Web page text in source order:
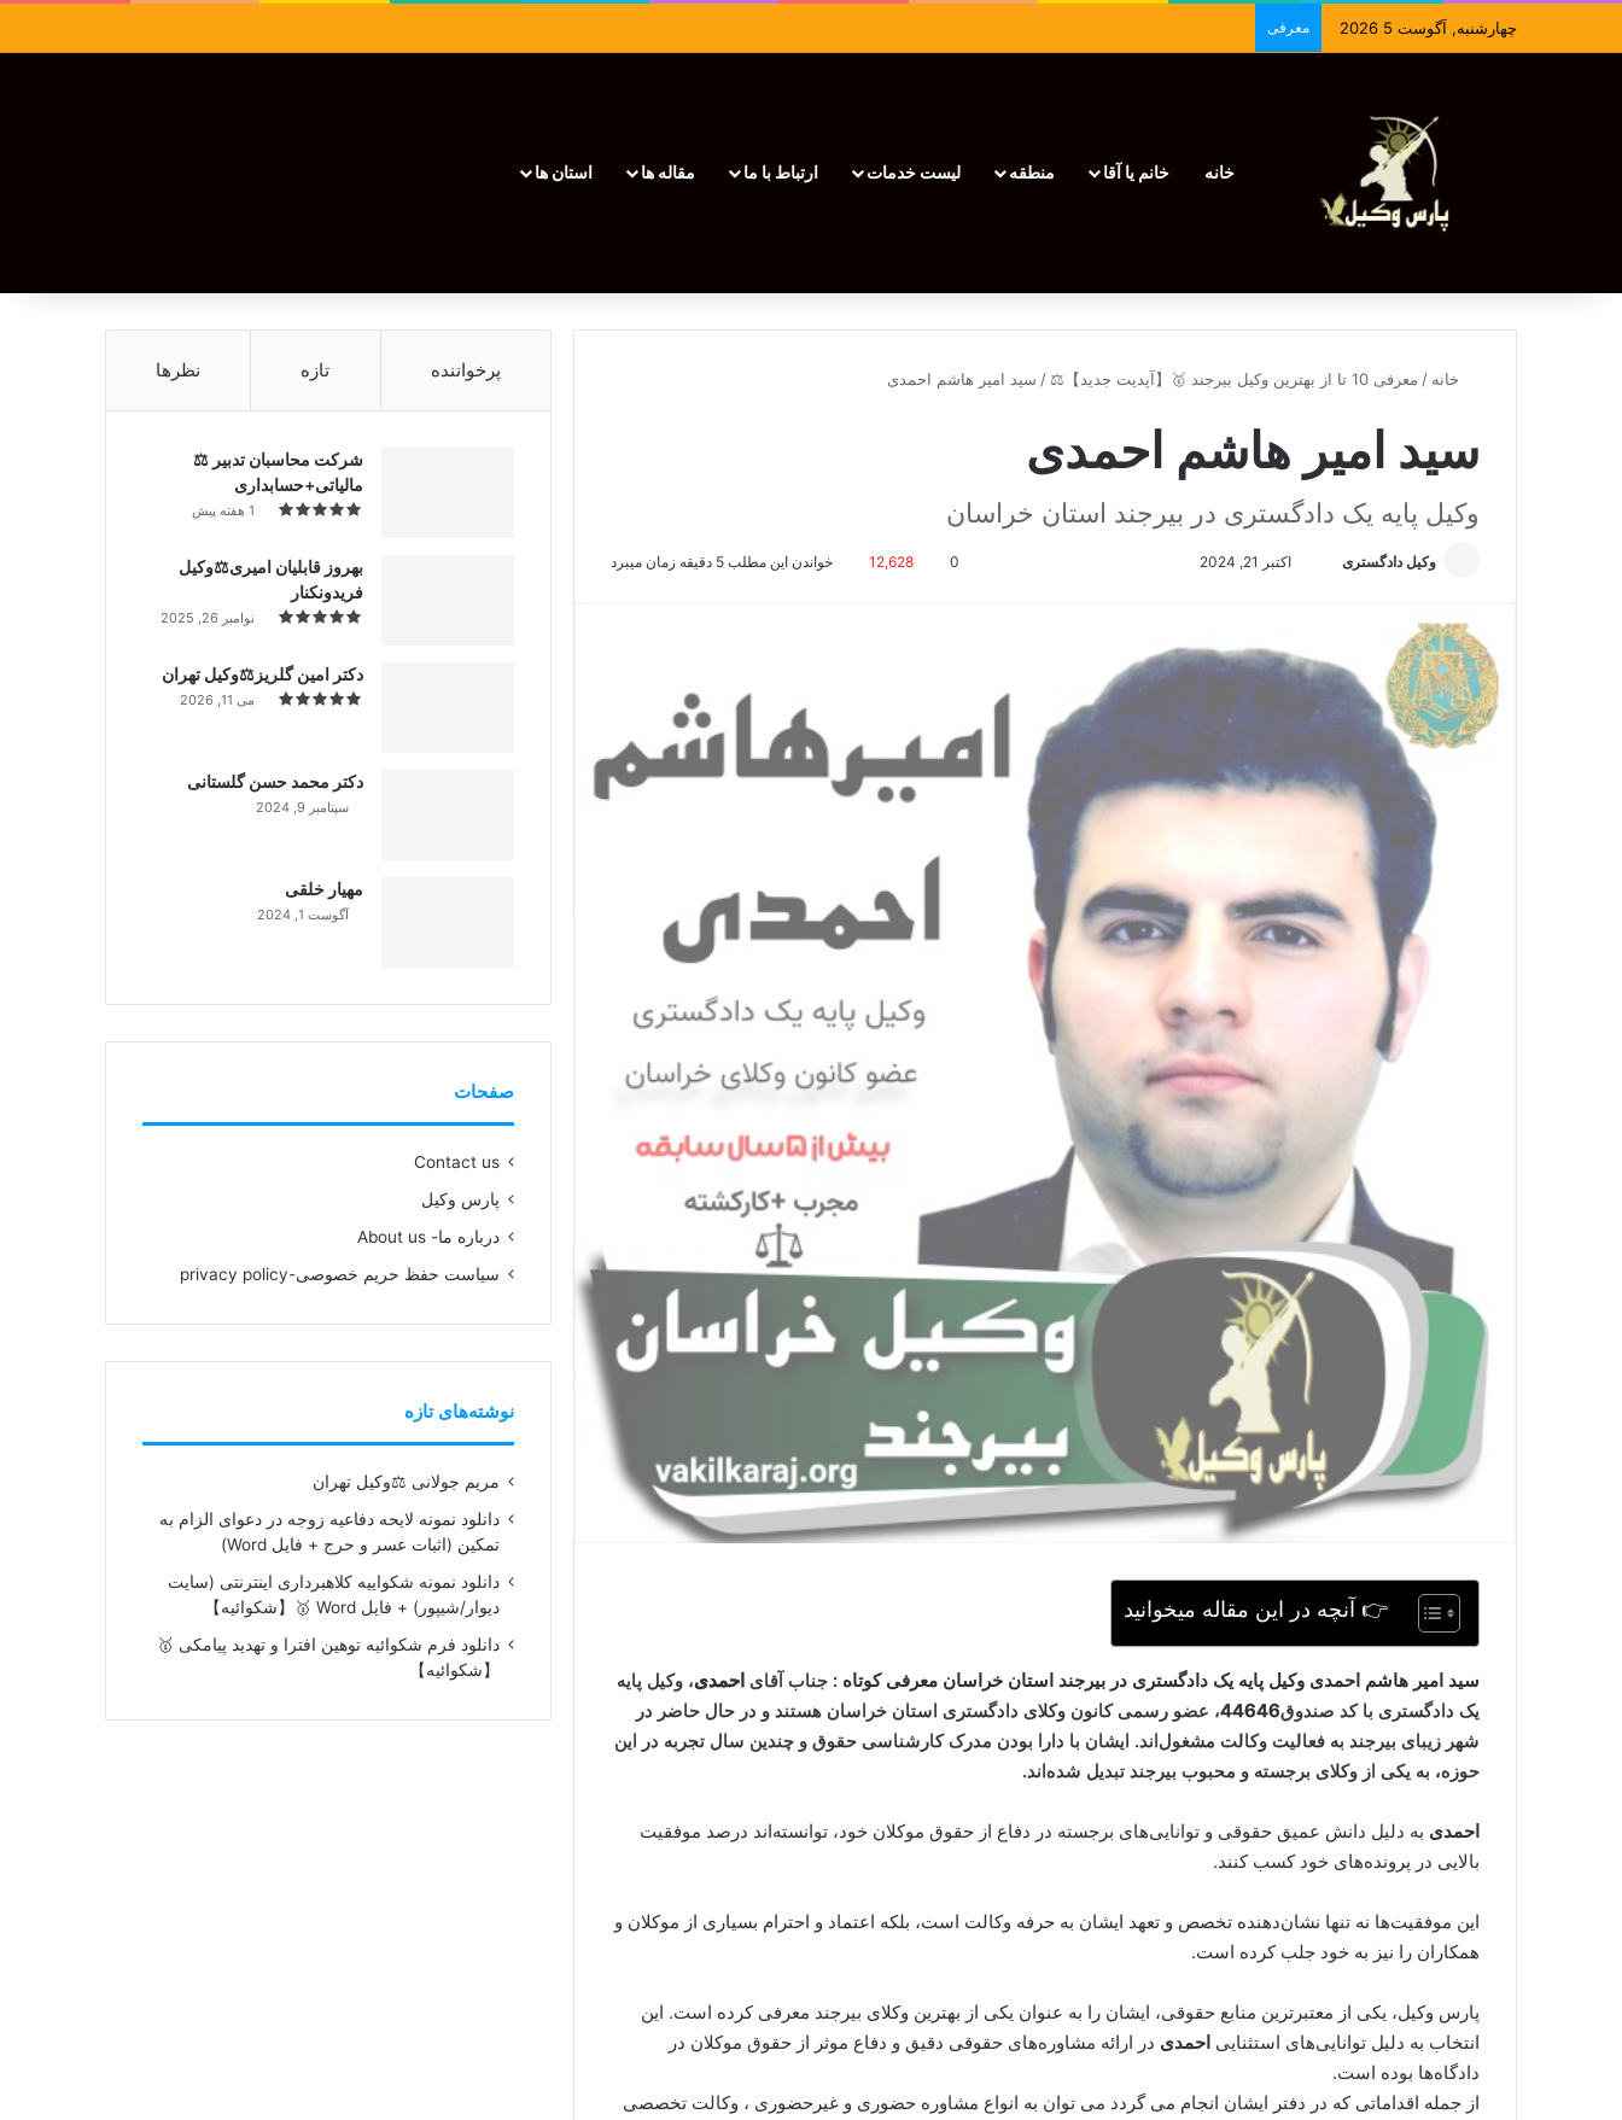
چهارشنبه, آگوست 5 2026 معرفی
خانه خانم یا آقا منطقه لیست خدمات ارتباط با ما مقاله ها استان ها
خانه / معرفی 10 تا از بهترین وکیل بیرجند 🥇【آپدیت جدید】⚖️ / سید امیر هاشم احمدی
سید امیر هاشم احمدی
وکیل پایه یک دادگستری در بیرجند استان خراسان
وکیل دادگستری
ل
م
ی
اکتبر 21, 2024 0
12,628 خواندن این مطلب 5 دقیقه زمان میبرد
👉 آنچه در این مقاله میخوانید
سید امیر هاشم احمدی وکیل پایه یک دادگستری در بیرجند استان خراسان معرفی کوتاه : جناب آقای احمدی، وکیل پایه
یک دادگستری با کد صندوق44646، عضو رسمی کانون وکلای دادگستری استان خراسان هستند و در حال حاضر در
شهر زیبای بیرجند به فعالیت وکالت مشغول‌اند. ایشان با دارا بودن مدرک کارشناسی حقوق و چندین سال تجربه در این
حوزه، به یکی از وکلای برجسته و محبوب بیرجند تبدیل شده‌اند.
احمدی به دلیل دانش عمیق حقوقی و توانایی‌های برجسته در دفاع از حقوق موکلان خود، توانسته‌اند درصد موفقیت
بالایی در پرونده‌های خود کسب کنند.
این موفقیت‌ها نه تنها نشان‌دهنده تخصص و تعهد ایشان به حرفه وکالت است، بلکه اعتماد و احترام بسیاری از موکلان و
همکاران را نیز به خود جلب کرده است.
پارس وکیل، یکی از معتبرترین منابع حقوقی، ایشان را به عنوان یکی از بهترین وکلای بیرجند معرفی کرده است. این
انتخاب به دلیل توانایی‌های استثنایی احمدی در ارائه مشاوره‌های حقوقی دقیق و دفاع موثر از حقوق موکلان در
دادگاه‌ها بوده است.
از جمله اقداماتی که در دفتر ایشان انجام می گردد می توان به انواع مشاوره حضوری و غیرحضوری ، وکالت تخصصی
پرخواننده تازه نظرها
شرکت محاسبان تدبیر ⚖️
مالیاتی+حسابداری
1 هفته پیش
بهروز قابلیان امیری⚖️وکیل
فریدونکنار
نوامبر 26, 2025
دکتر امین گلریز⚖️وکیل تهران
می 11, 2026
دکتر محمد حسن گلستانی
سپتامبر 9, 2024
مهیار خلقی
آگوست 1, 2024
صفحات
Contact us
پارس وکیل
درباره ما- About us
سیاست حفظ حریم خصوصی-privacy policy
نوشته‌های تازه
مریم جولانی ⚖️وکیل تهران
دانلود نمونه لایحه دفاعیه زوجه در دعوای الزام به
تمکین (اثبات عسر و حرج + فایل Word)
دانلود نمونه شکواییه کلاهبرداری اینترنتی (سایت
دیوار/شیپور) + فایل Word 🥇【شکوائیه】
دانلود فرم شکوائیه توهین افترا و تهدید پیامکی 🥇
【شکوائیه】